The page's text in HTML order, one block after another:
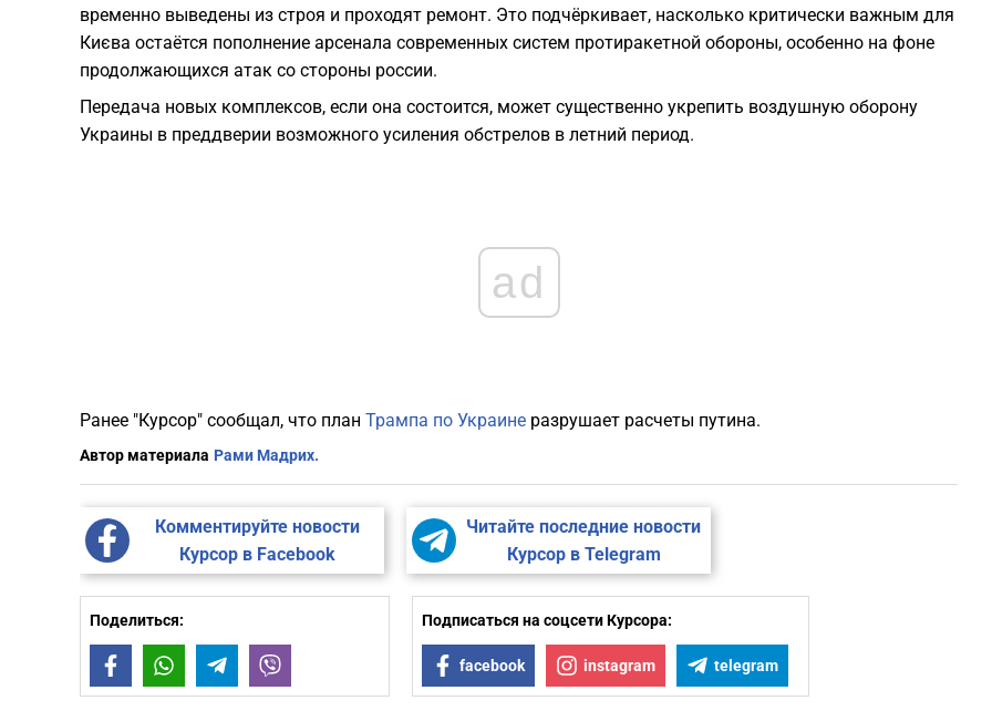
временно выведены из строя и проходят ремонт. Это подчёркивает, насколько критически важным для
Києва остаётся пополнение арсенала современных систем протиракетной обороны, особенно на фоне
продолжающихся атак со стороны россии.
Передача новых комплексов, если она состоится, может существенно укрепить воздушную оборону
Украины в преддверии возможного усиления обстрелов в летний период.
ad
Ранее "Курсор" сообщал, что план Трампа по Украине разрушает расчеты путина.
Автор материала Рами Мадрих.
Комментируйте новости
Курсор в Facebook
Читайте последние новости
Курсор в Telegram
Поделиться:
FacebookWhatsAppTelegram
Подписаться на соцсети Курсора:
facebook instagram telegram